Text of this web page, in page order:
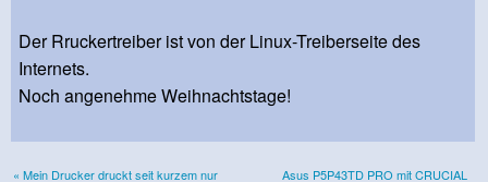
Der Rruckertreiber ist von der Linux-Treiberseite des
Internets.
Noch angenehme Weihnachtstage!
« Mein Drucker druckt seit kurzem nur Asus P5P43TD PRO mit CRUCIAL